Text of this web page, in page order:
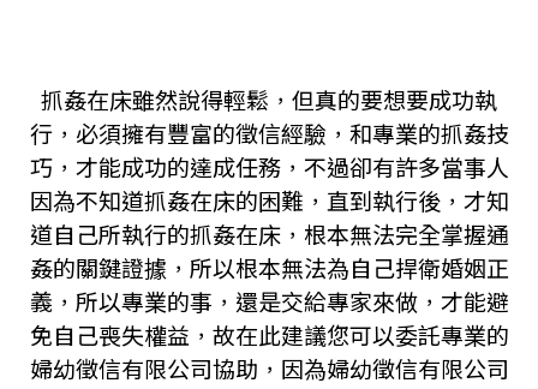
抓姦在床雖然說得輕鬆，但真的要想要成功執
行，必須擁有豐富的徵信經驗，和專業的抓姦技
巧，才能成功的達成任務，不過卻有許多當事人
因為不知道抓姦在床的困難，直到執行後，才知
道自己所執行的抓姦在床，根本無法完全掌握通
姦的關鍵證據，所以根本無法為自己捍衛婚姻正
義，所以專業的事，還是交給專家來做，才能避
免自己喪失權益，故在此建議您可以委託專業的
婦幼徵信有限公司協助，因為婦幼徵信有限公司